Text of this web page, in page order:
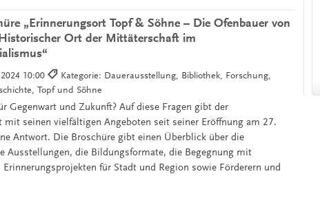
„Erinnerungsort Topf & Söhne – Die Ofenbauer von
Ort der Mittäterschaft im
10:00
Kategorie: Dauerausstellung, Bibliothek, Forschung,
Topf und Söhne
Gegenwart und Zukunft? Auf diese Fragen gibt der
mit seinen vielfältigen Angeboten seit seiner Eröffnung am 27.
Antwort. Die Broschüre gibt einen Überblick über die
Ausstellungen, die Bildungsformate, die Begegnung mit
Erinnerungsprojekten für Stadt und Region sowie Förderern und